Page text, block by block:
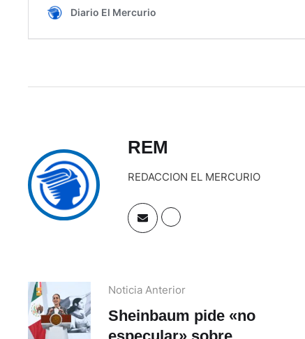
REM
REDACCION EL MERCURIO
Noticia Anterior
Sheinbaum pide «no